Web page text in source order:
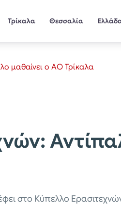
Τρίκαλα Θεσσαλία
μαθαίνει ο ΑΟ Τρίκαλα
στο Κύπελλο